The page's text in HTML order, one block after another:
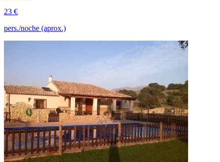
23 €
pers./noche (aprox.)